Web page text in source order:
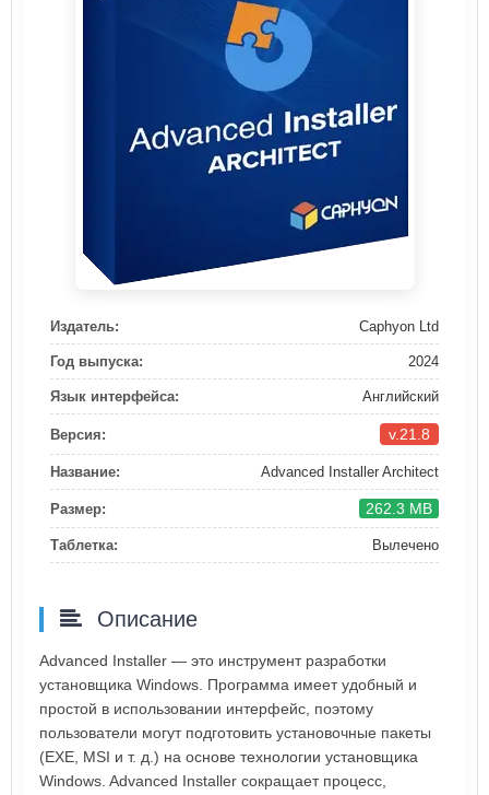
Издатель: Caphyon Ltd
Год выпуска: 2024
Язык интерфейса: Английский
Версия: v.21.8
Название: Advanced Installer Architect
Размер: 262.3 MB
Таблетка: Вылечено
Описание
Advanced Installer — это инструмент разработки
установщика Windows. Программа имеет удобный и
простой в использовании интерфейс, поэтому
пользователи могут подготовить установочные пакеты
(EXE, MSI и т. д.) на основе технологии установщика
Windows. Advanced Installer сокращает процесс,